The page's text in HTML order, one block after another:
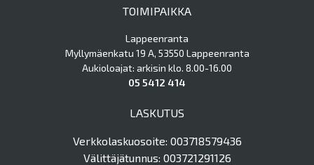
TOIMIPAIKKA
Lappeenranta
Myllymäenkatu 19 A, 53550 Lappeenranta
Aukioloajat: arkisin klo. 8.00-16.00
05 5412 414
LASKUTUS
Verkkolaskuosoite: 003718579436
Välittäjätunnus: 003721291126